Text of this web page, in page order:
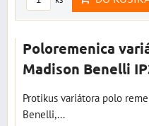
Poloremenica
Madison Benelli
Protikus variátora polo
Benelli,...